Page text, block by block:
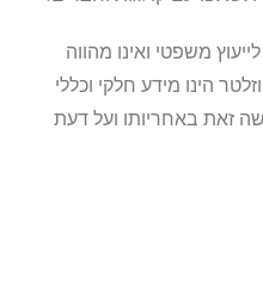
משפטי ואינו מהווה
הינו מידע חלקי וכללי
זאת באחריותו ועל דעת